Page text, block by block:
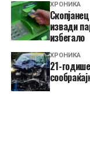
ХРОНИКА
извади
избегало
ХРОНИКА
21-